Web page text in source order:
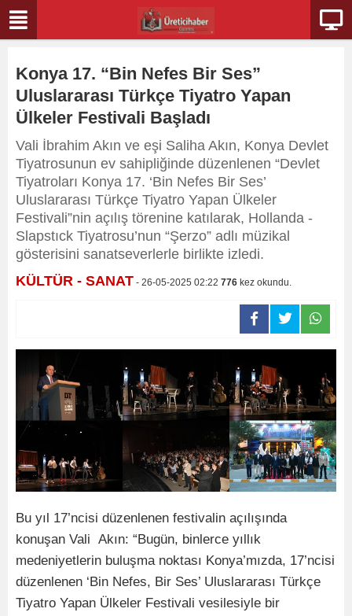
Konya 17. “Bin Nefes Bir Ses”
Uluslararası Türkçe Tiyatro Yapan
Ülkeler Festivali Başladı
Vali İbrahim Akın ve eşi Saliha Akın, Konya Devlet
Tiyatrosunun ev sahipliğinde düzenlenen “Devlet
Tiyatroları Konya 17. ‘Bin Nefes Bir Ses’
Uluslararası Türkçe Tiyatro Yapan Ülkeler
Festivali”nin açılış törenine katılarak, Hollanda -
Slapstıck Tiyatrosu’nun “Şerzo” adlı müzikal
gösterisini sanatseverlerle birlikte izledi.
KÜLTÜR - SANAT - 26-05-2025 02:22 776 kez okundu.
Bu yıl 17’ncisi düzenlenen festivalin açılışında
konuşan Vali Akın: “Bugün, binlerce yıllık
medeniyetlerin buluşma noktası Konya’mızda, 17’ncisi
düzenlenen ‘Bin Nefes, Bir Ses’ Uluslararası Türkçe
Tiyatro Yapan Ülkeler Festivali vesilesiyle bir